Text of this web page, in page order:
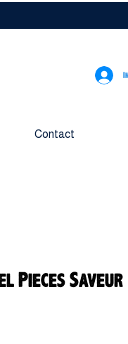
Contact
Pieces Saveur